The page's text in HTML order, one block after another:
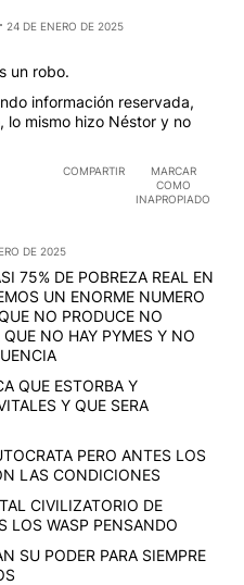
24 DE ENERO DE 2025
un robo.
información reservada,
lo mismo hizo Néstor y no
COMPARTIR
MARCAR
COMO
INAPROPIADO
DE 2025
75% DE POBREZA REAL EN
UN ENORME NUMERO
NO PRODUCE NO
NO HAY PYMES Y NO
QUE ESTORBA Y
Y QUE SERA
PERO ANTES LOS
LAS CONDICIONES
CIVILIZATORIO DE
LOS WASP PENSANDO
SU PODER PARA SIEMPRE